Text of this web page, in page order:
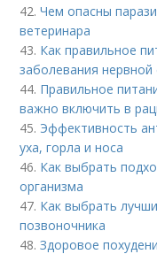
42.Чем опасны
ветеринара
43. Как правильное
заболевания нервной
44. Правильное
важно включить в
45. Эффективность
уха, горла и носа
46. Как выбрать
организма
47. Как выбрать
позвоночника
48.Здоровое